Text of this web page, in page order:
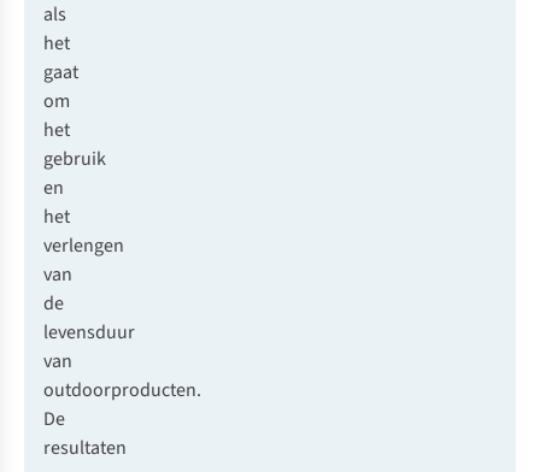
als
het
gaat
om
het
gebruik
en
het
verlengen
van
de
levensduur
van
outdoorproducten.
De
resultaten